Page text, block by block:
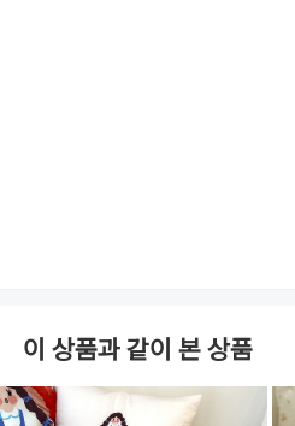
이 상품과 같이 본 상품